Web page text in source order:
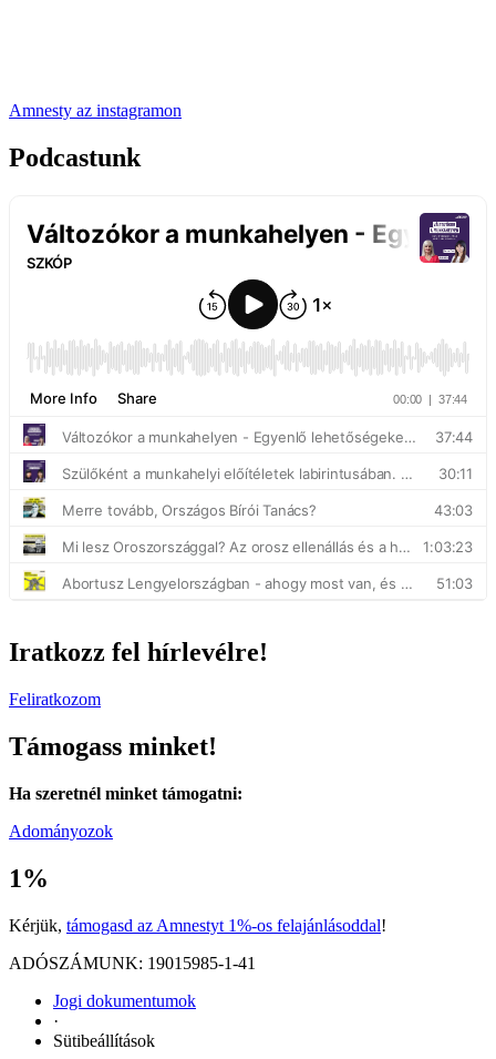
Amnesty az instagramon
Podcastunk
Iratkozz fel hírlevélre!
Feliratkozom
Támogass minket!
Ha szeretnél minket támogatni:
Adományozok
1%
Kérjük, támogasd az Amnestyt 1%-os felajánlásoddal!
ADÓSZÁMUNK: 19015985-1-41
Jogi dokumentumok
·
Sütibeállítások